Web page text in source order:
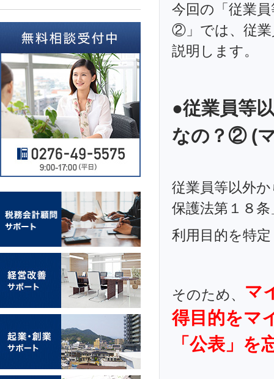
今回の「従業
②」では、従業
説明します。
●従業員等
なの？② (
従業員等以外
保護法第１８
利用目的を特
そのため、 マ
得目的をマ
「公表」